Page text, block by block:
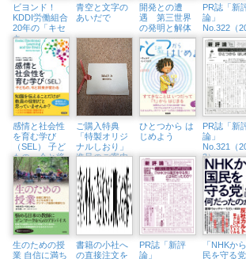
ビヨンド！
KDDI労働組合
20年の「キセ
キ」
青空と文字の
あいだで
開発との遭
遇 第三世界
の発明と解体
PR誌「新
論」
No.322（
感情と社会性
を育む学び
（SEL） 子ど
もの、今と将
来が変わる
ご購入特典
「特製オリジ
ナルしおり」
進呈のご案内
ひとつから は
じめよう
PR誌「新
論」
No.321（
3）
生のための授
業 自信に満ち
書籍の小社へ
の直接注文を
PR誌「新評
論」
「NHKか
民を守る党